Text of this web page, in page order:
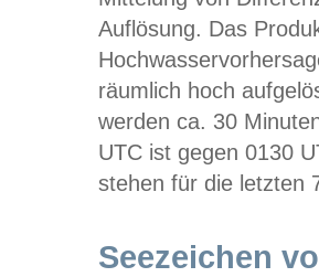
Auflösung. Das
räumlich hoch
werden ca. 30
UTC ist gegen 0130
stehen für die letzten
Seezeichen